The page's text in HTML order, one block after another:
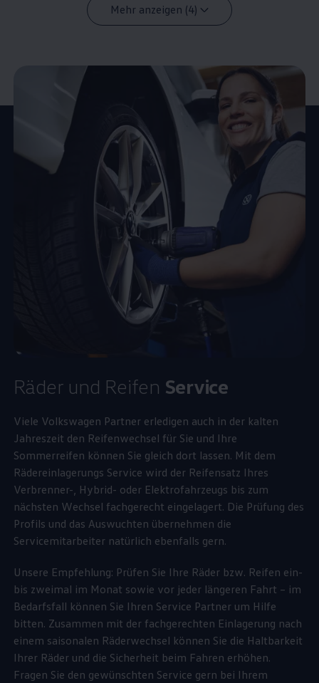
Mehr anzeigen (4)
Räder und Reifen Service
Viele Volkswagen Partner erledigen auch in der kalten
Jahreszeit den Reifenwechsel für Sie und Ihre
Sommerreifen können Sie gleich dort lassen. Mit dem
Rädereinlagerungs Service wird der Reifensatz Ihres
Verbrenner-, Hybrid- oder Elektrofahrzeugs bis zum
nächsten Wechsel fachgerecht eingelagert. Die Prüfung des
Profils und das Auswuchten übernehmen die
Servicemitarbeiter natürlich ebenfalls gern.
Unsere Empfehlung: Prüfen Sie Ihre Räder bzw. Reifen ein-
bis zweimal im Monat sowie vor jeder längeren Fahrt – im
Bedarfsfall können Sie Ihren Service Partner um Hilfe
bitten. Zusammen mit der fachgerechten Einlagerung nach
einem saisonalen Räderwechsel können Sie die Haltbarkeit
Ihrer Räder und die Sicherheit beim Fahren erhöhen.
Fragen Sie den gewünschten Service gern bei Ihrem